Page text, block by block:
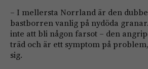
– I mellersta Norrland är den
bastborren vanlig på nydöda
inte att bli någon farsot – den
träd och är ett symptom på
sig.